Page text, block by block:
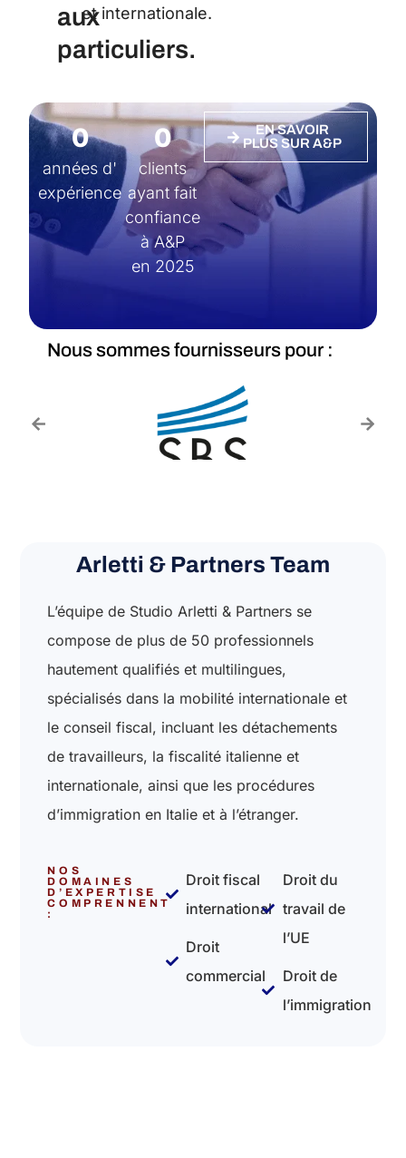
aux
particuliers.
et internationale.
années d'
expérience
0
clients
ayant fait
confiance
à A&P
en 2025
0
EN SAVOIR
PLUS SUR A&P
Nous sommes fournisseurs pour :
Arletti & Partners Team
L’équipe de Studio Arletti & Partners se
compose de plus de 50 professionnels
hautement qualifiés et multilingues,
spécialisés dans la mobilité internationale et
le conseil fiscal, incluant les détachements
de travailleurs, la fiscalité italienne et
internationale, ainsi que les procédures
d’immigration en Italie et à l’étranger.
NOS
DOMAINES
D’EXPERTISE
COMPRENNENT
:
Droit fiscal
international
Droit
commercial
Droit du
travail de
l’UE
Droit de
l’immigration